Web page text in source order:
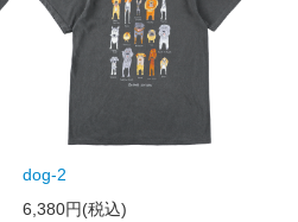
dog-2
6,380円(税込)